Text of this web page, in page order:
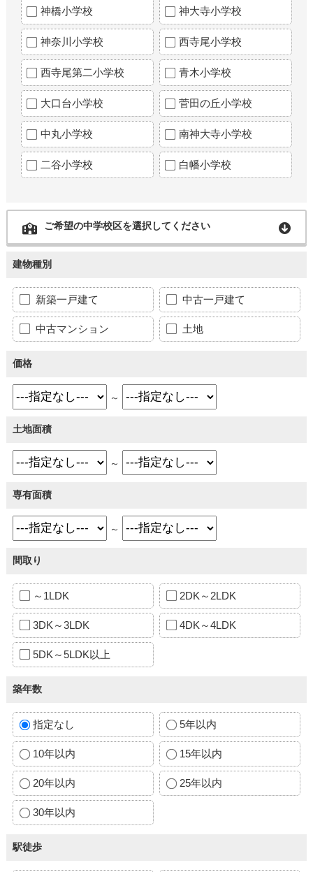
神橋小学校 神大寺小学校
神奈川小学校 西寺尾小学校
西寺尾第二小学校 青木小学校
大口台小学校 菅田の丘小学校
中丸小学校 南神大寺小学校
二谷小学校 白幡小学校
ご希望の中学校区を選択してください
建物種別
新築一戸建て 中古一戸建て
中古マンション 土地
価格
～
土地面積
～
専有面積
～
間取り
～1LDK 2DK～2LDK
3DK～3LDK 4DK～4LDK
5DK～5LDK以上
築年数
指定なし 5年以内
10年以内 15年以内
20年以内 25年以内
30年以内
駅徒歩